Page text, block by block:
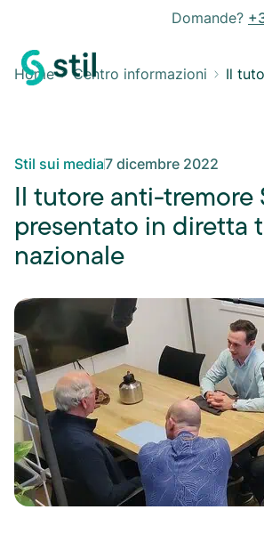
Domande?
Home Centro informazioni Il
Stil sui media7 dicembre 2022
Il tutore anti-tremore
presentato in diretta
nazionale